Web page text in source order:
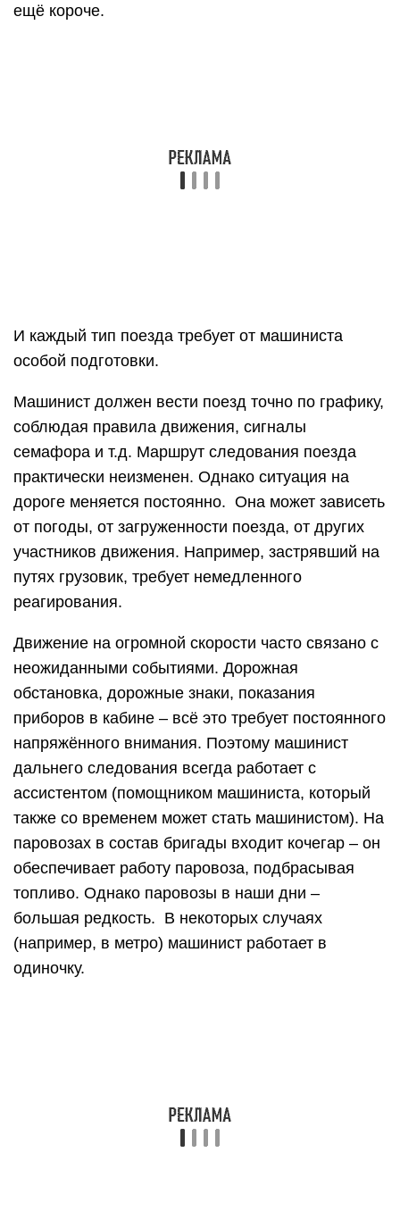
ещё короче.
И каждый тип поезда требует от машиниста
особой подготовки.
Машинист должен вести поезд точно по графику,
соблюдая правила движения, сигналы
семафора и т.д. Маршрут следования поезда
практически неизменен. Однако ситуация на
дороге меняется постоянно. Она может зависеть
от погоды, от загруженности поезда, от других
участников движения. Например, застрявший на
путях грузовик, требует немедленного
реагирования.
Движение на огромной скорости часто связано с
неожиданными событиями. Дорожная
обстановка, дорожные знаки, показания
приборов в кабине – всё это требует постоянного
напряжённого внимания. Поэтому машинист
дальнего следования всегда работает с
ассистентом (помощником машиниста, который
также со временем может стать машинистом). На
паровозах в состав бригады входит кочегар – он
обеспечивает работу паровоза, подбрасывая
топливо. Однако паровозы в наши дни –
большая редкость. В некоторых случаях
(например, в метро) машинист работает в
одиночку.